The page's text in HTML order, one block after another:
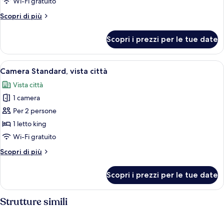
città
Scopri di più
Altri
Standard,
vista
città
Scopri i prezzi per le tue date
Apri
tutte
le
foto
per
Camera
Standard,
città
Una camera d'albergo moderna con
7
Camera Standard, vista città
Vista città
1 camera
Per 2 persone
1 letto king
Wi-Fi gratuito
Scopri di più
Altri
Standard,
vista
città
Scopri i prezzi per le tue date
Strutture simili